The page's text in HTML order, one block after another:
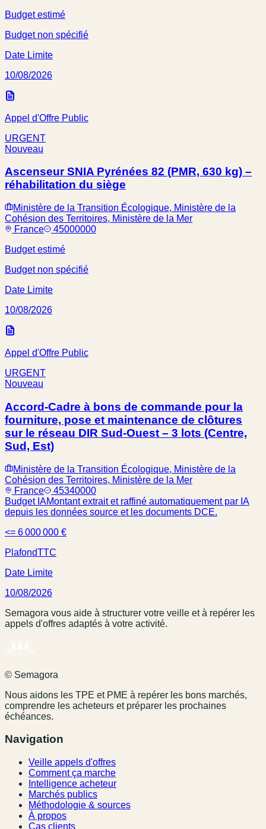
Budget estimé
Budget non spécifié
Date Limite
10/08/2026
Appel d'Offre Public
URGENT
Nouveau
Ascenseur SNIA Pyrénées 82 (PMR, 630 kg) –
réhabilitation du siège
Ministère de la Transition Écologique, Ministère de la
Cohésion des Territoires, Ministère de la Mer
France
45000000
Budget estimé
Budget non spécifié
Date Limite
10/08/2026
Appel d'Offre Public
URGENT
Nouveau
Accord-Cadre à bons de commande pour la
fourniture, pose et maintenance de clôtures
sur le réseau DIR Sud-Ouest – 3 lots (Centre,
Sud, Est)
Ministère de la Transition Écologique, Ministère de la
Cohésion des Territoires, Ministère de la Mer
France
45340000
Budget IAMontant extrait et raffiné automatiquement par IA
depuis les données source et les documents DCE.
<= 6 000 000 €
PlafondTTC
Date Limite
10/08/2026
Semagora vous aide à structurer votre veille et à repérer les
appels d'offres adaptés à votre activité.
© Semagora
Nous aidons les TPE et PME à repérer les bons marchés,
comprendre les acheteurs et préparer les prochaines
échéances.
Navigation
Veille appels d'offres
Comment ça marche
Intelligence acheteur
Marchés publics
Méthodologie & sources
À propos
Cas clients